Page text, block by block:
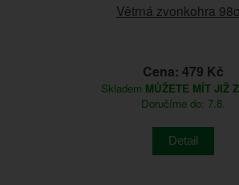
Větrná zvonkohra
Cena: 479 Kč
Skladem MŮŽETE MÍT JIŽ
Doručíme do: 7.8.
Detail